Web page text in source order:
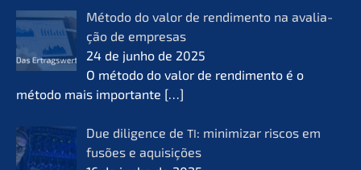
Método do valor de rendi­men­to na avalia­
ção de empre­sas
24 de junho de 2025
O método do valor de rendi­men­to é o
método mais importan­te […]
Due diligence de TI: minimi­zar riscos em
fusões e aquisi­ções